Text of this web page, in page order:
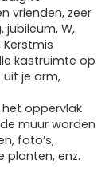
vrienden, zeer
W,
kastruimte op
uit je arm,
oppervlak
muur worden
foto’s,
planten, enz.